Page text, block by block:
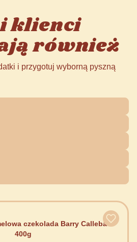
klienci
również
i przygotuj wyborną pyszną
czekolada Barry Callebaut
400g